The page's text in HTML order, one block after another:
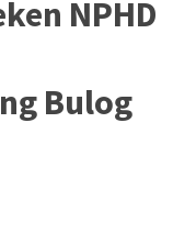
NPHD
Bulog